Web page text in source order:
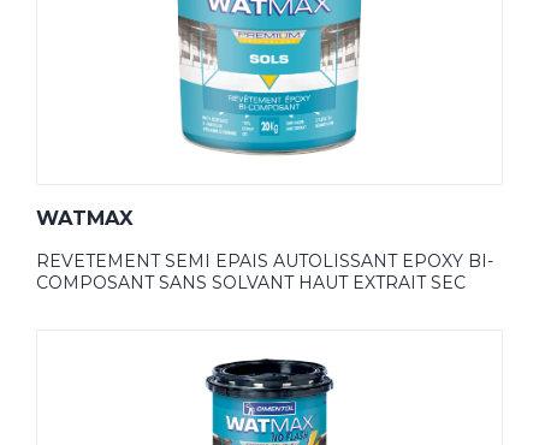
WATMAX
REVETEMENT SEMI EPAIS AUTOLISSANT EPOXY BI-
COMPOSANT SANS SOLVANT HAUT EXTRAIT SEC